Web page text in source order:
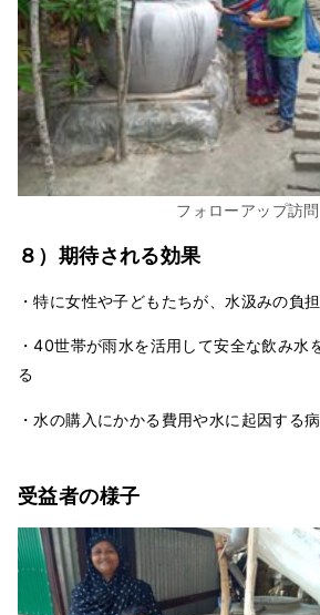
フォローアップ訪問
８）期待される効果
・特に女性や子どもたちが、水汲みの負
・40世帯が雨水を活用して安全な飲み水
る
・水の購入にかかる費用や水に起因する
受益者の様子